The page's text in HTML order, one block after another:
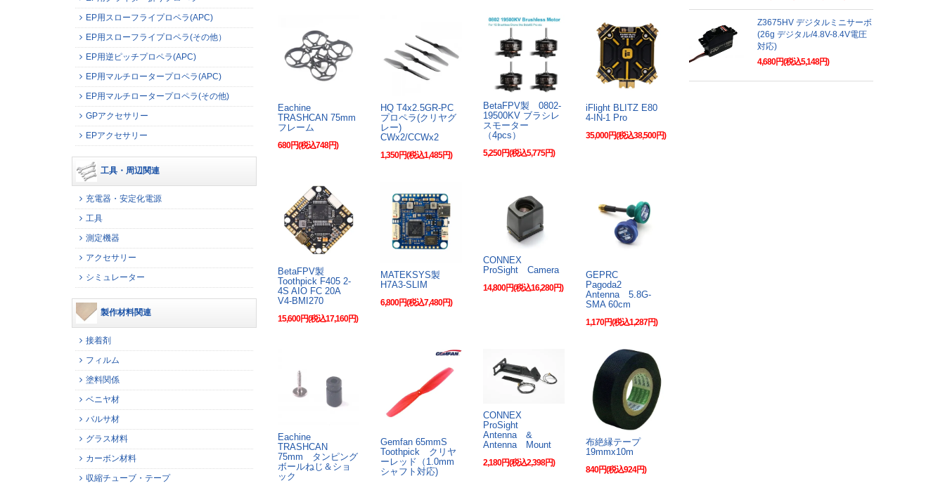
Eachine
TRASHCAN 75mm
フレーム
680円(税込748円)
HQ T4x2.5GR-PC
プロペラ(クリヤグ
レー)
CWx2/CCWx2
1,350円(税込1,485円)
BetaFPV製 0802-
19500KV ブラシレ
スモーター
（4pcs）
5,250円(税込5,775円)
iFlight BLITZ E80
4-IN-1 Pro
35,000円(税込38,500円)
BetaFPV製
Toothpick F405 2-
4S AIO FC 20A
V4-BMI270
15,600円(税込17,160円)
MATEKSYS製
H7A3-SLIM
6,800円(税込7,480円)
CONNEX
ProSight Camera
14,800円(税込16,280円)
GEPRC
Pagoda2
Antenna 5.8G-
SMA 60cm
1,170円(税込1,287円)
Eachine
TRASHCAN
75mm タンピング
ボールねじ＆ショ
ック
Gemfan 65mmS
Toothpick クリヤ
ーレッド（1.0mm
シャフト対応)
CONNEX
ProSight
Antenna &
Antenna Mount
2,180円(税込2,398円)
布絶縁テープ
19mmx10m
840円(税込924円)
EP用スローフライプロペラ(APC)
EP用スローフライプロペラ(その他）
EP用逆ピッチプロペラ(APC)
EP用マルチロータープロペラ(APC)
EP用マルチロータープロペラ(その他)
GPアクセサリー
EPアクセサリー
工具・周辺関連
充電器・安定化電源
工具
測定機器
アクセサリー
シミュレーター
製作材料関連
接着剤
フィルム
塗料関係
ベニヤ材
バルサ材
グラス材料
カーボン材料
収縮チューブ・テープ
Z3675HV デジタルミニサーボ
(26g デジタル/4.8V-8.4V電圧
対応)
4,680円(税込5,148円)